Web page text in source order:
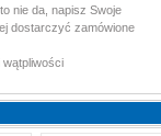
nie da, napisz Swoje
dostarczyć zamówione
wątpliwości